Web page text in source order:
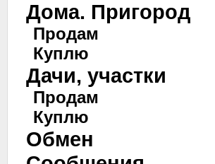
Дома. Пригород
Продам
Куплю
Дачи, участки
Продам
Куплю
Обмен